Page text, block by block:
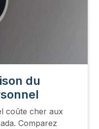
du
coûte cher aux
Comparez